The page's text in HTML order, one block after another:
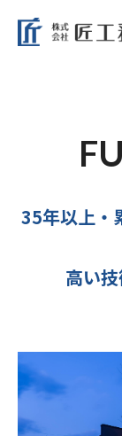
35年以上・
高い